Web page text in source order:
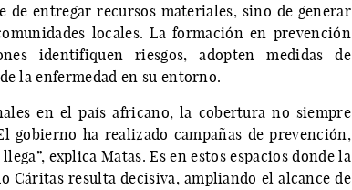
entregar recursos materiales, sino de generar
locales. La formación en prevención
identifiquen riesgos, adopten medidas de
la enfermedad en su entorno.
en el país africano, la cobertura no siempre
gobierno ha realizado campañas de prevención,
explica Matas. Es en estos espacios donde la
Cáritas resulta decisiva, ampliando el alcance de